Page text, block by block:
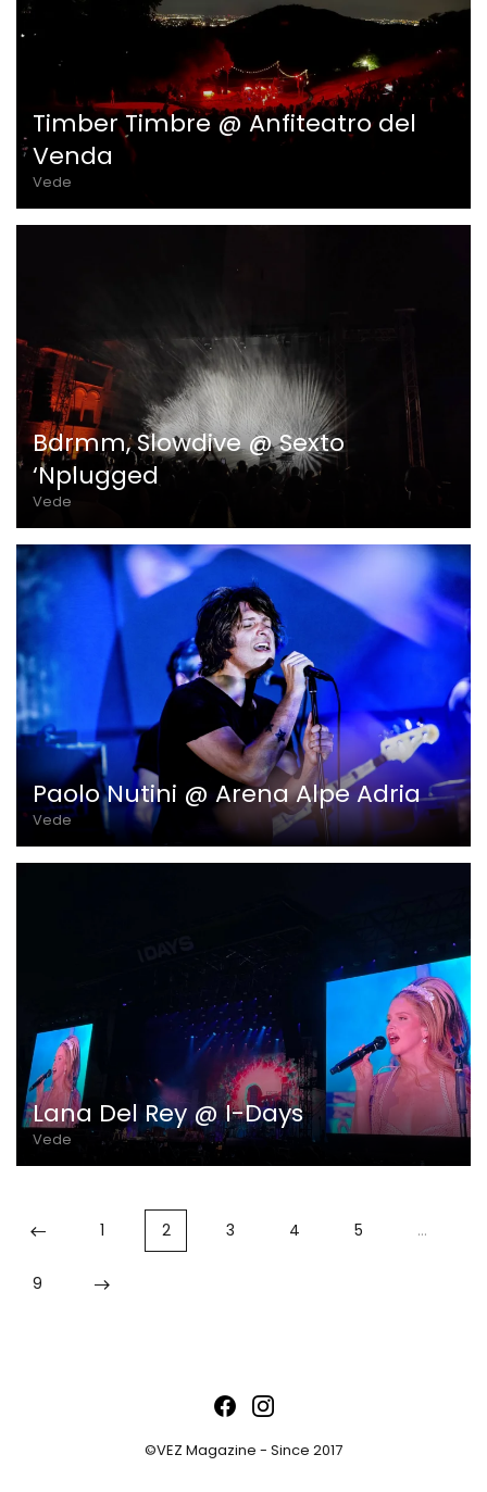
Timber Timbre @ Anfiteatro del
Venda
Vede
Bdrmm, Slowdive @ Sexto
‘Nplugged
Vede
Paolo Nutini @ Arena Alpe Adria
Vede
Lana Del Rey @ I-Days
Vede
1 2 3 4 5 …
9
©VEZ Magazine - Since 2017